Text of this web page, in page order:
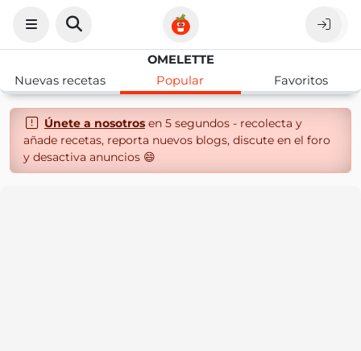
OMELETTE
Nuevas recetas
Popular Favoritos
Únete a nosotrosen 5 segundos - recolecta y
añade recetas, reporta nuevos blogs, discute en el foro
y desactiva anuncios 😄